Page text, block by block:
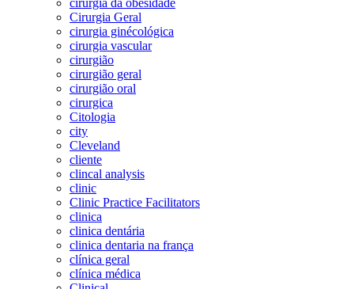
Cirurgia Geral
cirurgia ginécológica
cirurgia vascular
cirurgião
cirurgião geral
cirurgião oral
cirurgica
Citologia
city
Cleveland
cliente
clincal analysis
clinic
Clinic Practice Facilitators
clinica
clinica dentária
clinica dentaria na frança
clínica geral
clínica médica